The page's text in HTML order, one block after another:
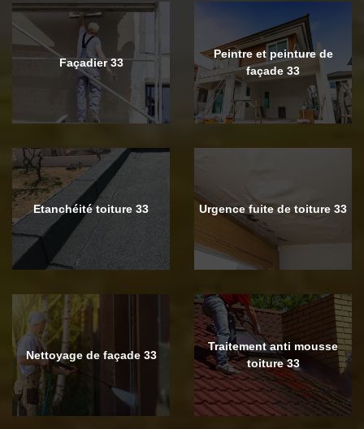
Façadier 33
Peintre et peinture de
façade 33
Etanchéité toiture 33 Urgence fuite de toiture 33
Nettoyage de façade 33
Traitement anti mousse
toiture 33